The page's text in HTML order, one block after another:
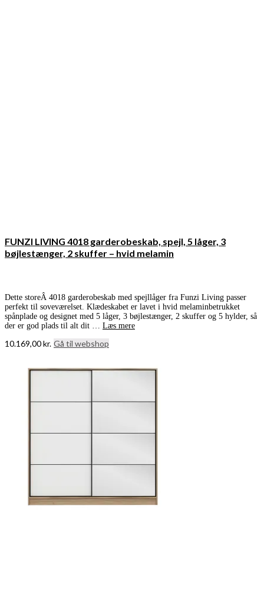
FUNZI LIVING 4018 garderobeskab, spejl, 5 låger, 3
bøjlestænger, 2 skuffer – hvid melamin
Dette storeÂ 4018 garderobeskab med spejllåger fra Funzi Living passer
perfekt til soveværelset. Klædeskabet er lavet i hvid melaminbetrukket
spånplade og designet med 5 låger, 3 bøjlestænger, 2 skuffer og 5 hylder, så
der er god plads til alt dit … Læs mere
10.169,00kr. Gå til webshop